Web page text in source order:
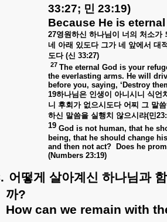
33:27; 민 23:19)
Because He is
27영원하신 하나님이 너의 처소가
네 아래 있도다 그가 네 앞에서 대
도다(신 33:27)
27 The eternal God is your
the everlasting arms. He will
before you, saying, ‘Destroy
19하나님은 인생이 아니시니 식언치
니 후회가 없으시도다 어찌 그 말
하신 말씀을 실행치 않으시랴(민
19 God is not human, that he
being, that he should change
and then not act? Does he
(Numbers 23:19)
어떻게 살아계신 하나님과
까?
How can we remain with